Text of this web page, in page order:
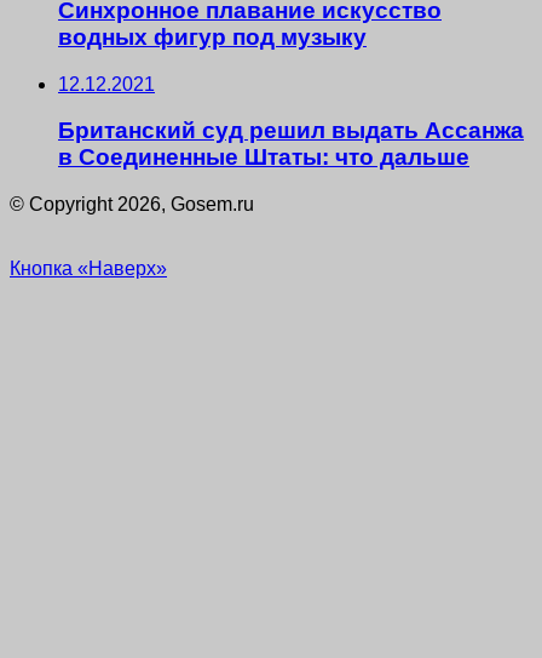
Синхронное плавание искусство
водных фигур под музыку
12.12.2021
Британский суд решил выдать Ассанжа
в Соединенные Штаты: что дальше
© Copyright 2026, Gosem.ru
Кнопка «Наверх»